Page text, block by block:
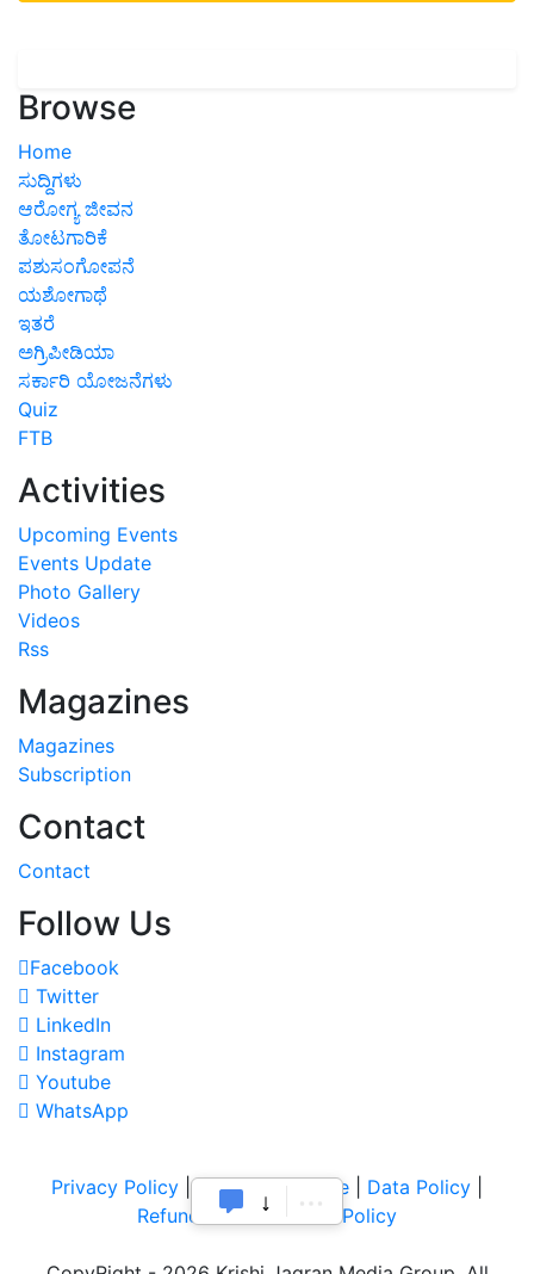
Browse
Home
ಸುದ್ದಿಗಳು
ಆರೋಗ್ಯ ಜೀವನ
ತೋಟಗಾರಿಕೆ
ಪಶುಸಂಗೋಪನೆ
ಯಶೋಗಾಥೆ
ಇತರೆ
ಅಗ್ರಿಪೀಡಿಯಾ
ಸರ್ಕಾರಿ ಯೋಜನೆಗಳು
Quiz
FTB
Activities
Upcoming Events
Events Update
Photo Gallery
Videos
Rss
Magazines
Magazines
Subscription
Contact
Contact
Follow Us
Facebook
Twitter
LinkedIn
Instagram
Youtube
WhatsApp
Privacy Policy |Terms of Service Data Policy
Refund & Cancellation Policy